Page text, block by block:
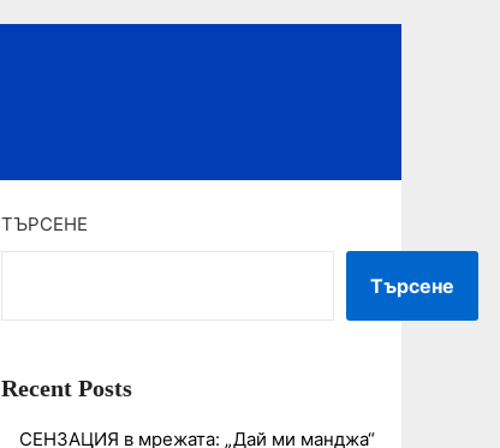
ТЪРСЕНЕ
Търсене
Recent Posts
СЕНЗАЦИЯ в мрежата: „Дай ми манджа“